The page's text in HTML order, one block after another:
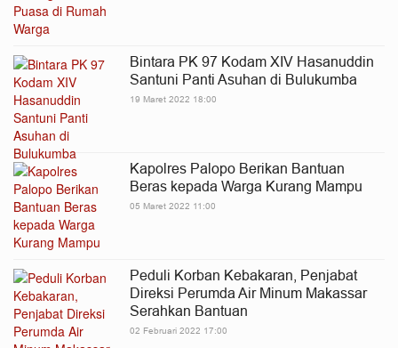
Bintara PK 97 Kodam XIV Hasanuddin
Santuni Panti Asuhan di Bulukumba
19 Maret 2022 18:00
Kapolres Palopo Berikan Bantuan
Beras kepada Warga Kurang Mampu
05 Maret 2022 11:00
Peduli Korban Kebakaran, Penjabat
Direksi Perumda Air Minum Makassar
Serahkan Bantuan
02 Februari 2022 17:00